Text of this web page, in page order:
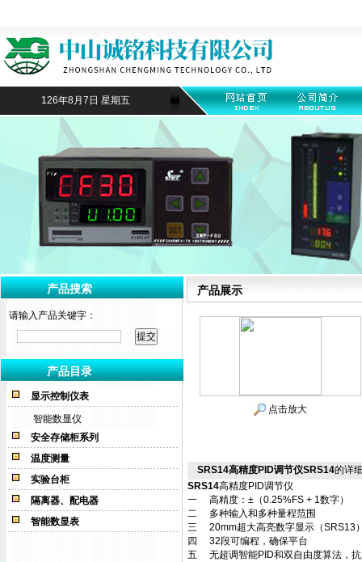
126年8月7日 星期五
产品搜索
请输入产品关键字：
产品目录
显示控制仪表
智能数显仪
安全存储柜系列
温度测量
实验台柜
隔离器、配电器
智能数显表
产品展示
点击放大
SRS14高精度PID调节仪SRS14的详
SRS14高精度PID调节仪
一 高精度：±（0.25%FS + 1数字）
二 多种输入和多种量程范围
三 20mm超大高亮数字显示（SRS13
四 32段可编程，确保平台
五 无超调智能PID和双自由度算法，抗